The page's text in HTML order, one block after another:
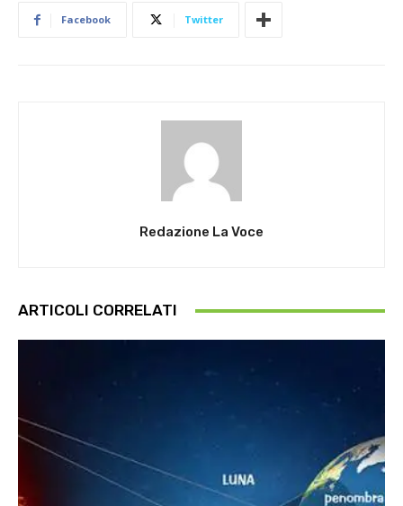
Facebook Twitter
Redazione La Voce
ARTICOLI CORRELATI